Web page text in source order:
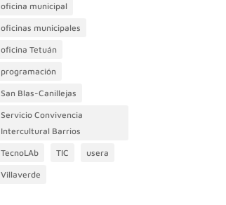
oficina municipal
oficinas municipales
oficina Tetuán
programación
San Blas-Canillejas
Servicio Convivencia
Intercultural Barrios
TecnoLAb TIC usera
Villaverde